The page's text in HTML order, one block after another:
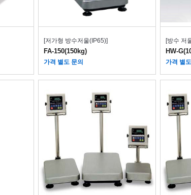
[저가형 방수저울(IP65)]
FA-150(150kg)
가격 별도 문의
[방수 저
HW-
가격 별